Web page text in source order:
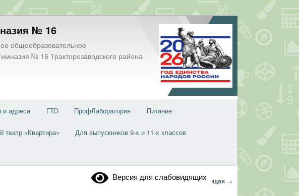
№ 16
общеобразовательное
№ 16 Тракторозаводского района
адреса ГТО ПрофЛаборатория Питание
театр «Квартира» Для выпускников 9-х и 11-х классов
Версия для слабовидящих
Навигация
← Предыдущая Следующая →